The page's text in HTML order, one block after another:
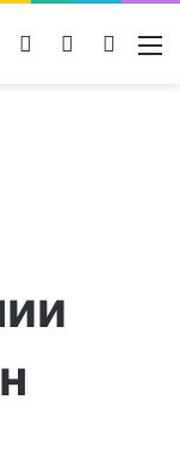
Поиск
Switch
Войти